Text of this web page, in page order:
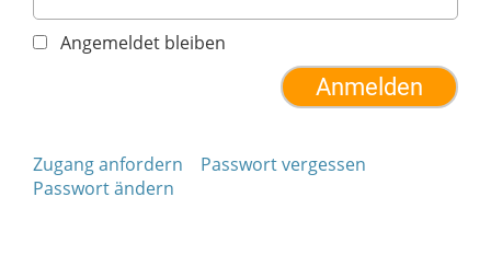
Angemeldet bleiben
Zugang anfordern
Passwort vergessen
Passwort ändern